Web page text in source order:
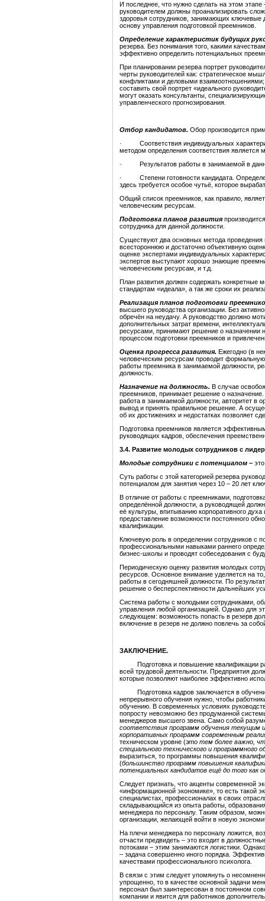
И последнее, что нужно сделать на этом
руководителем должны проанализировать
здоровья сотрудников, занимающих ключевые
основу управления подготовкой преемников.
Определение характеристик будущих
резерва. Без понимания того, какими
эффективно определить потенциальных
При планировании резерва портрет
черты руководителей как: стратегическое
конфликтами и деловыми взаимоотношениями;
составить свой портрет «идеального
могут оказать консультанты,
управленческого прогнозирования.
Отбор кандидатов. Обор производится
· Соответствия индивидуальных
методом определения соответствия является
· Результатов работы в занимаемой в
· Степени готовности кандидата.
здесь требуется особое чутьё, которое
Общий список преемников, как правило,
человеческим ресурсам.
Подготовка планов развития
сотрудника для данной должности.
Существуют два основных метода проведения
всестороннюю и достаточно объективную
оценке экспертами индивидуальных
экспертов выступают хорошо знающие
человеческим ресурсам, и т.д.
План развития должен содержать конкретные
стандартам «идеала», а так же сроки их
Реализация планов подготовки
высшего руководства организации. Без
обречён на неудачу. А руководство должно
дополнительных затрат времени,
ресурсами, принимают решение о назначении
процессом подготовки преемников и
Оценка прогресса развития. Ежегодно (в
человеческим ресурсам проводит формальную
работы преемника в занимаемой должности,
должность.
Назначение на должность. В случае
преемников, принимает решение о
работа в занимаемой должности, авторитет в
вывод и принять правильное решение. А
об их достижениях и недостатках позволяет
Подготовка преемников является
руководящих кадров, обеспечения
3.4. Развитие молодых сотрудников с
Молодые сотрудники с потенциалом –
Суть работы с этой категорией резерва
потенциалом для занятия через 10 – 20 лет
В отличие от работы с преемниками,
определённой должности, а руководящей
её культуры, впитыванию корпоративного
предоставление возможности постоянного
квалификации.
Ключевую роль в определении сотрудников с
профессиональными навыками раннего
бизнес-школы и проводят собеседования с
Периодическую оценку развития молодых
ресурсов. Основное внимание уделяется на
работы в сегодняшней должности. По
решение о бесперспективности дальнейших
Система работы с молодыми сотрудниками,
управления любой организацией. Однако для
следующем: возможность попасть в резерв
включение в резерв не должно повлечь за
ЗАКЛЮЧЕНИЕ.
Подготовка и повышение квалификации
всей трудовой деятельности. Предприятия
которые позволяют наиболее эффективно
Подготовка кадров заключается в
непрерывного обучения нужно, чтобы
обучению. В современных условиях
попросту невозможно без продуманной
менеджеров высшего звена. Само собой
соответствия программ обучения текущим
корпоративных программ современным
техническом уровне (это тем более важно,
специального технического и программного
выразиться, то программы повышения
(большинство программ повышения
потенциальных кандидатов ещё до того как
Следует признать, что акценты современной
«информационной экономике», то есть такой
специалистах, профессионалах в своих
складывающийся из опыта работы,
менеджера по персоналу. Таким образом,
организации, желающей войти в новую
На плечи менеджера по персоналу ложится,
отчасти предвидеть – это входит в
потоками – этим занимаются логистики.
– задача совершенно иного порядка.
качествами профессионального психолога.
В связи с этим следует упомянуть о
упрощенно, то в качестве основной задачи
персонал был заинтересован в постоянном
компании и явится для работников